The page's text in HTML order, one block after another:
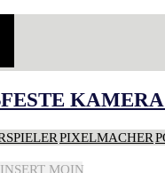
PIXELMACHER
INSERT MOIN